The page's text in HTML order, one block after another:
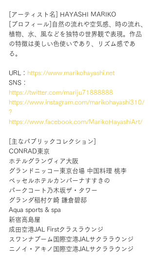
アーティスト名] HAYASHI MARIKO
[プロフィール]自然の流れや空気感、時の流れ、
植物、水、風などを独特の世界観で表現。作品
の特徴は美しい色使いであり、リズム感であ
る。
URL： https://www.marikohayashi.net
SNS：
https://twitter.com/mariju71888888
https://www.instagram.com/marikohayashi310/
?
https://www.facebook.com/MarikoHayashiArt/
[主なパブリックコレクション]
CONRAD東京
ホテルグランヴィア大阪
グランドニッコー東京台場 中国料理 桃李
ベッセルホテルカンパーナすすきの
パークコート乃木坂ザ・タワー
グランダ稲村ケ崎 鎌倉碧邸
Aqua sports & spa
新宿高島屋
成田空港JAL Firstクラスラウンジ
スワンナプーム国際空港JALサクララウンジ
ニノイ・アキノ国際空港JALサクララウンジ